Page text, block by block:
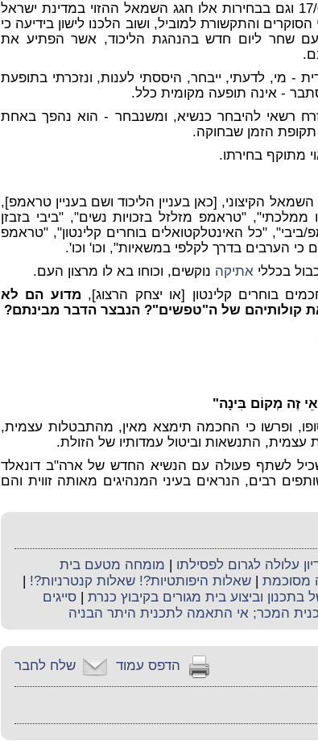
הבחירות לכנסת ה- 20 נערכו ב 17/03/2015 וגם בבחירות אלו חגג השמאל ההזוי במדינת ישראל
והתקשורת למוביל, ושוב הלכנו לישון בידיעה כי
שחר ליום חדש בהנהגת הליכוד, אשר הפתיע את
- מי, לדעתי, ייבחר, היססתי לענות, ונזכרתי בתופעת
- אינה תופעה מקומית כלל.
רשאי להיבחר כנשיא, ומשנבחר - הוא נהפך באחת
הזמן שבחוקה.
מתוקף בחירתו.
השמאל הקיצוני, [כאן בעניין הליכוד ושם בעניין טראמפ],
ממלכתי", "טראמפ מזלזל בזכויות נשים", "ביבי בזבזן
"כל האינטלקטואלים בוחרים קלינטון", "טראמפ
כי הערבים בדרך לקלפי במשאיות", וכו' וכו'.
בכללי אתיקה נוקשים, וכוחו בא לו מרצון העם.
בוחרים קלינטון [או יצחק הרצוג], מדוע הם לא
קולותיהם של ה"טפשים"? הנבצר הדבר מבינתם?
מְקוֹם בִּינָה"
ופרשו כי החכמה תימצא מאין, מהתבטלות עצמית,
עצמית, התנשאות וביטול עמדותיו של הזולת.
לשתף פעולה עם הנשיא החדש של ארה"ב דונאלד
רבים, הנראים בעיני המנהיגים מאותה זווית והם
עלולה לגרום לפסילתו | מומחה מטעם בית
מסוכמת | שאלות היפותטיות?! שאלות קנטרניות?! |
בתכנון וביצוע בית מגורים בקיבוץ כנרת | סייגים
המכר; אי התאמה לתכנית היתר הבניה
שלח לחבר הדפס עמוד